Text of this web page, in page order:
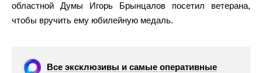
областной Думы Игорь Брынцалов посетил ветерана,
чтобы вручить ему юбилейную медаль.
Все эксклюзивы и самые оперативные